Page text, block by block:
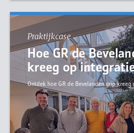
Praktijkcase
Hoe GR de
kreeg op
Ontdek hoe GR de Bevelanden grip